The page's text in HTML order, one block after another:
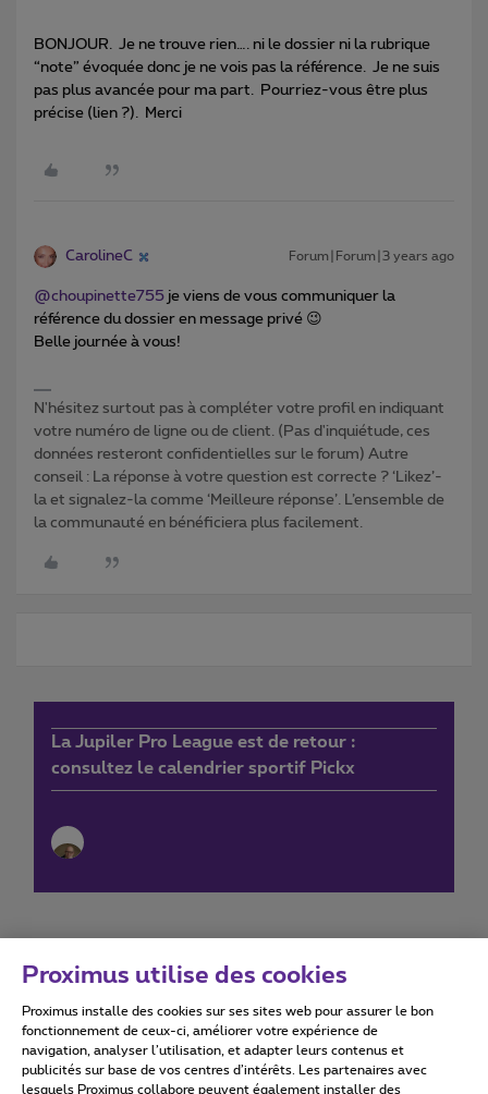
BONJOUR. Je ne trouve rien…. ni le dossier ni la rubrique
“note” évoquée donc je ne vois pas la référence. Je ne suis
pas plus avancée pour ma part. Pourriez-vous être plus
précise (lien ?). Merci
CarolineC Forum|Forum|3 years ago
@choupinette755 je viens de vous communiquer la
référence du dossier en message privé 😉
Belle journée à vous!
N'hésitez surtout pas à compléter votre profil en indiquant
votre numéro de ligne ou de client. (Pas d'inquiétude, ces
données resteront confidentielles sur le forum) Autre
conseil : La réponse à votre question est correcte ? ‘Likez’-
la et signalez-la comme ‘Meilleure réponse’. L’ensemble de
la communauté en bénéficiera plus facilement.
La Jupiler Pro League est de retour :
consultez le calendrier sportif Pickx
Conditions d'utilisation Accessibility statement
Proximus utilise des cookies
Proximus installe des cookies sur ses sites web pour assurer le bon
fonctionnement de ceux-ci, améliorer votre expérience de
navigation, analyser l’utilisation, et adapter leurs contenus et
publicités sur base de vos centres d’intérêts. Les partenaires avec
lesquels Proximus collabore peuvent également installer des